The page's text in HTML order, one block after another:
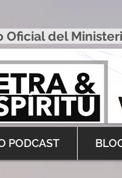
Oficial del
PODCAST